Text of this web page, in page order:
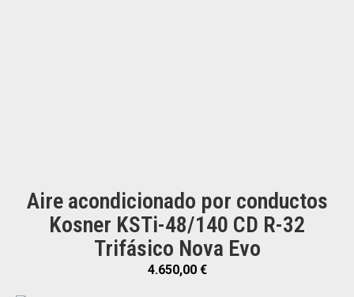
Aire acondicionado por conductos
Kosner KSTi-48/140 CD R-32
Trifásico Nova Evo
4.650,00 €